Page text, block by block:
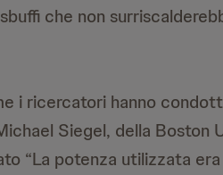
che non
i ricercatori hanno
Siegel, della Boston
“La potenza utilizzata